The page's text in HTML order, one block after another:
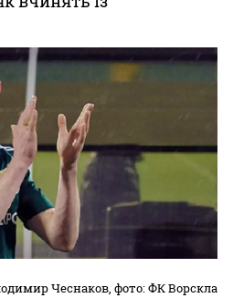
Чеснаков, фото: ФК Ворскла